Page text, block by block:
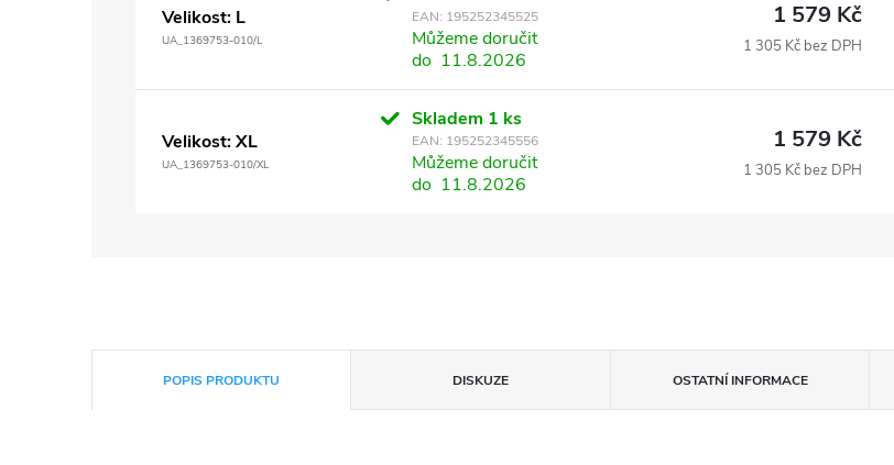
Velikost: L
UA_1369753-010/L
EAN: 195252345525
Můžeme doručit
do 11.8.2026
1 579 Kč
1 305 Kč bez DPH
Velikost: XL
UA_1369753-010/XL
Skladem 1 ks
EAN: 195252345556
Můžeme doručit
do 11.8.2026
1 579 Kč
1 305 Kč bez DPH
POPIS PRODUKTU DISKUZE OSTATNÍ INFORMACE